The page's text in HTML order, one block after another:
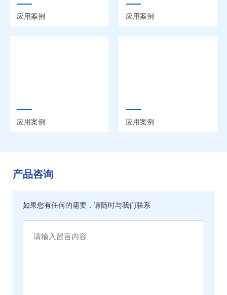
应用案例 应用案例
应用案例 应用案例
产品咨询
如果您有任何的需要，请随时与我们联系